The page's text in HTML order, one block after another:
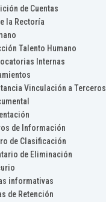
de Cuentas
la Rectoría
Talento Humano
Internas
Vinculación a Terceros
de Información
de Clasificación
de Eliminación
informativas
de Retención